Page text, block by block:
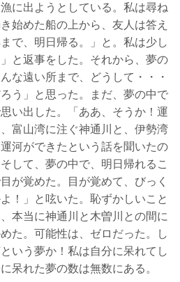
に出ようとしている。私は尋ね
始めた船の上から、友人は答え
で、明日帰る。」と。私は少し
と返事をした。それから、夢の
な遠い所まで、どうして・・・
う」と思った。まだ、夢の中で
い出した。「ああ、そうか！運
富山湾に注ぐ神通川と、伊勢湾
河ができたという話を聞いたの
して、夢の中で、明日帰れるこ
が覚めた。目が覚めて、びっく
！」と呟いた。恥ずかしいこと
本当に神通川と木曽川との間に
た。可能性は、ゼロだった。し
いう夢か！私は自分に呆れてし
呆れた夢の数は無数にある。